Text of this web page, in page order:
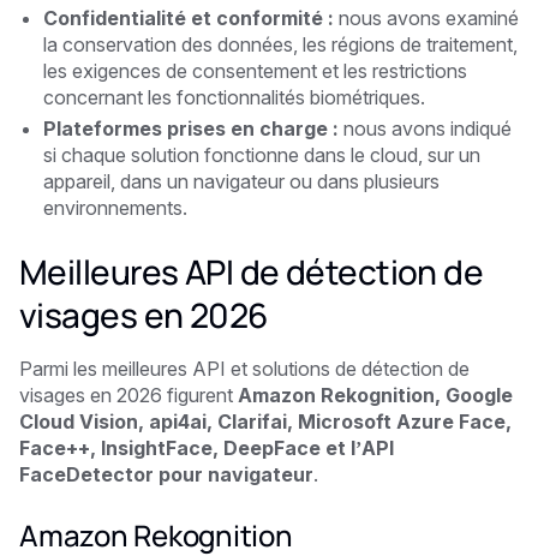
Confidentialité et conformité : nous avons examiné
la conservation des données, les régions de traitement,
les exigences de consentement et les restrictions
concernant les fonctionnalités biométriques.
Plateformes prises en charge : nous avons indiqué
si chaque solution fonctionne dans le cloud, sur un
appareil, dans un navigateur ou dans plusieurs
environnements.
Meilleures API de détection de
visages en 2026
Parmi les meilleures API et solutions de détection de
visages en 2026 figurent Amazon Rekognition, Google
Cloud Vision, api4ai, Clarifai, Microsoft Azure Face,
Face++, InsightFace, DeepFace et l’API
FaceDetector pour navigateur.
Amazon Rekognition